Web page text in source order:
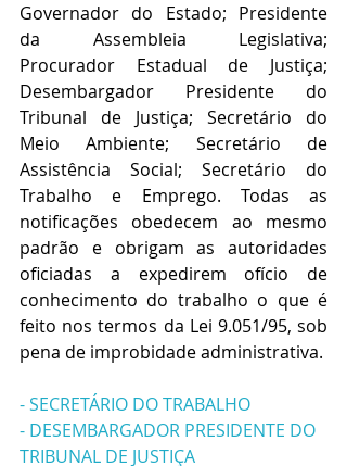
Governador do Estado; Presidente
da Assembleia Legislativa;
Procurador Estadual de Justiça;
Desembargador Presidente do
Tribunal de Justiça; Secretário do
Meio Ambiente; Secretário de
Assistência Social; Secretário do
Trabalho e Emprego. Todas as
notificações obedecem ao mesmo
padrão e obrigam as autoridades
oficiadas a expedirem ofício de
conhecimento do trabalho o que é
feito nos termos da Lei 9.051/95, sob
pena de improbidade administrativa.
- SECRETÁRIO DO TRABALHO
- DESEMBARGADOR PRESIDENTE DO
TRIBUNAL DE JUSTIÇA